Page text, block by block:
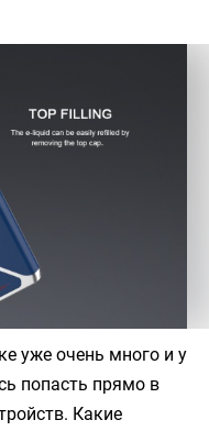
уже очень много и у
попасть прямо в
Какие